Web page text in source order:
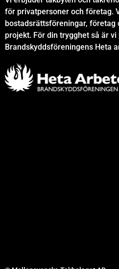
för privatpersoner och företag.
bostadsrättsföreningar,
projekt. För din trygghet så är
Brandskyddsföreningens Heta